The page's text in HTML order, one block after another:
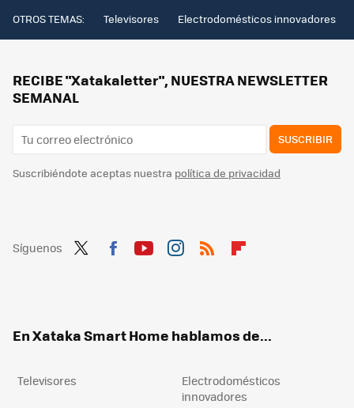
OTROS TEMAS: Televisores Electrodomésticos innovadores
RECIBE "Xatakaletter", NUESTRA NEWSLETTER
SEMANAL
SUSCRIBIR
Suscribiéndote aceptas nuestra política de privacidad
Síguenos
En Xataka Smart Home hablamos de...
Televisores
Electrodomésticos
innovadores